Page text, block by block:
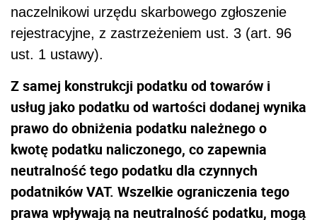
naczelnikowi urzędu skarbowego zgłoszenie
rejestracyjne, z zastrzeżeniem ust. 3 (art. 96
ust. 1 ustawy).
Z samej konstrukcji podatku od towarów i
usług jako podatku od wartości dodanej wynika
prawo do obniżenia podatku należnego o
kwotę podatku naliczonego, co zapewnia
neutralność tego podatku dla czynnych
podatników VAT. Wszelkie ograniczenia tego
prawa wpływają na neutralność podatku, mogą